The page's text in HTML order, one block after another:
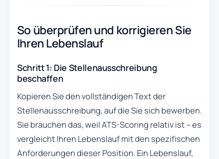
So überprüfen und korrigieren Sie
Ihren Lebenslauf
Schritt 1: Die Stellenausschreibung
beschaffen
Kopieren Sie den vollständigen Text der
Stellenausschreibung, auf die Sie sich bewerben.
Sie brauchen das, weil ATS-Scoring relativ ist – es
vergleicht Ihren Lebenslauf mit den spezifischen
Anforderungen dieser Position. Ein Lebenslauf,